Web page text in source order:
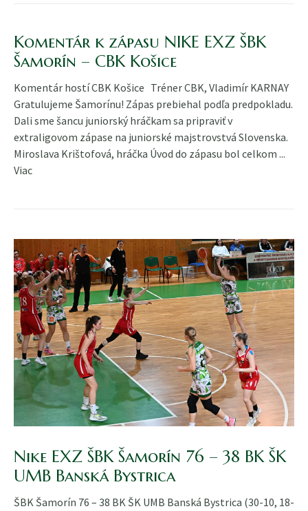
Komentár k zápasu NIKE EXZ ŠBK
Šamorín – CBK Košice
Komentár hostí CBK Košice Tréner CBK, Vladimír KARNAY
Gratulujeme Šamorínu! Zápas prebiehal podľa predpokladu.
Dali sme šancu juniorský hráčkam sa pripraviť v
extraligovom zápase na juniorské majstrovstvá Slovenska.
Miroslava Krištofová, hráčka Úvod do zápasu bol celkom ...
Viac
Nike EXZ ŠBK Šamorín 76 – 38 BK ŠK
UMB Banská Bystrica
ŠBK Šamorín 76 – 38 BK ŠK UMB Banská Bystrica (30-10, 18-